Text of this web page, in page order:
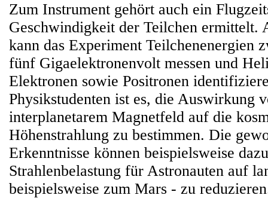
Zum Instrument gehört auch ein
Geschwindigkeit der Teilchen ermittelt.
kann das Experiment Teilchenenergien
fünf Gigaelektronenvolt messen und
Elektronen sowie Positronen
Physikstudenten ist es, die Auswirkung
interplanetarem Magnetfeld auf die
Höhenstrahlung zu bestimmen. Die
Erkenntnisse können beispielsweise
Strahlenbelastung für Astronauten auf
beispielsweise zum Mars - zu